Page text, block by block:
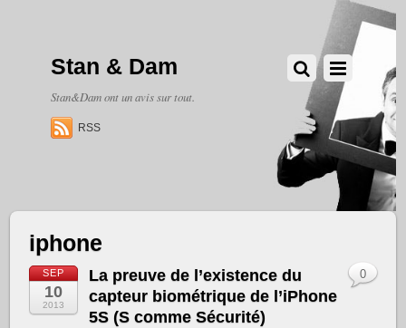
Stan & Dam
Stan&Dam ont un avis sur tout.
RSS
iphone
SEP
10
2013
La preuve de l’existence du
capteur biométrique de l’iPhone
5S (S comme Sécurité)
0